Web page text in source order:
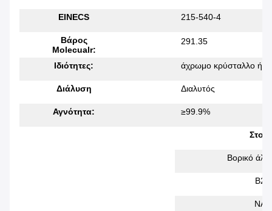
EINECS 215-540-4
Βάρος
Molecualr:
291.35
Ιδιότητες: άχρωμο κρύσταλλο ή
Διάλυση Διαλυτός
Αγνότητα: ≥99.9%
Βορικό